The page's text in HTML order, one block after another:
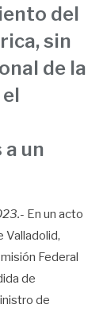
del
sin
de la
un
En un acto
Valladolid,
Federal
de
de